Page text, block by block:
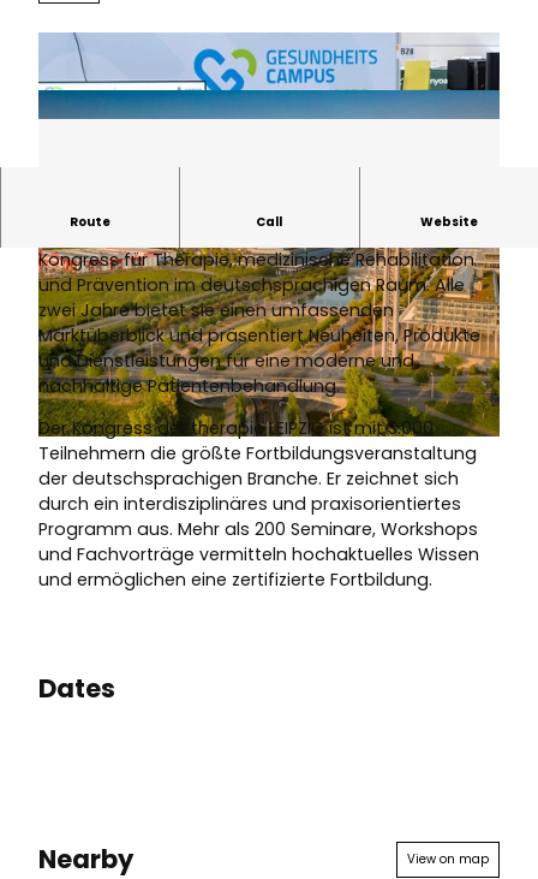
© Tom Schulze
© Leipziger Messe
Route Call Website
Kongress für Therapie, medizinische Rehabilitation
und Prävention im deutschsprachigen Raum. Alle
zwei Jahre bietet sie einen umfassenden
Marktüberblick und präsentiert Neuheiten, Produkte
und Dienstleistungen für eine moderne und
nachhaltige Patientenbehandlung.
Der Kongress der therapie LEIPZIG ist mit 3.000
Teilnehmern die größte Fortbildungsveranstaltung
der deutschsprachigen Branche. Er zeichnet sich
durch ein interdisziplinäres und praxisorientiertes
Programm aus. Mehr als 200 Seminare, Workshops
und Fachvorträge vermitteln hochaktuelles Wissen
und ermöglichen eine zertifizierte Fortbildung.
Dates
Nearby View on map